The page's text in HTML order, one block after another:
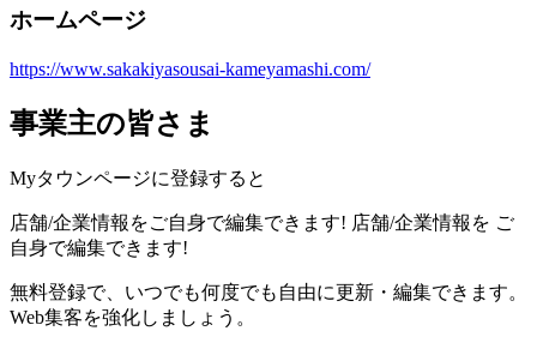
ホームページ
https://www.sakakiyasousai-kameyamashi.com/
事業主の皆さま
Myタウンページに登録すると
店舗/企業情報をご自身で編集できます! 店舗/企業情報を ご
自身で編集できます!
無料登録で、いつでも何度でも自由に更新・編集できます。
Web集客を強化しましょう。